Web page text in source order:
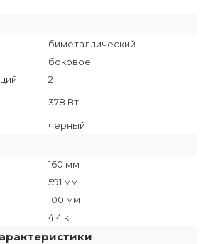
биметаллический
боковое
2
378 Вт
черный
160 мм
591 мм
100 мм
4.4 кг